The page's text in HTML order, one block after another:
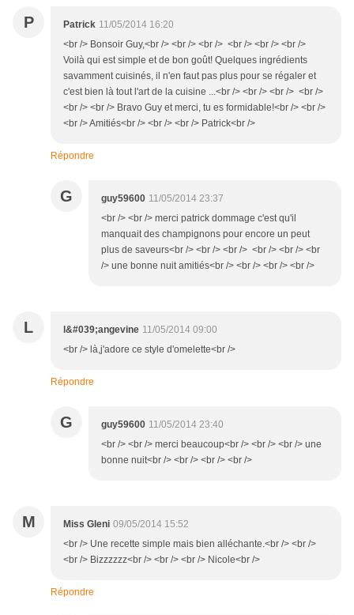
P Patrick 11/05/2014 16:20
<br /> Bonsoir Guy,<br /> <br /> <br /> <br /> <br /> <br />
Voilà qui est simple et de bon goût! Quelques ingrédients
savamment cuisinés, il n'en faut pas plus pour se régaler et
c'est bien là tout l'art de la cuisine ...<br /> <br /> <br /> <br />
<br /> <br /> Bravo Guy et merci, tu es formidable!<br /> <br />
<br /> Amitiés<br /> <br /> <br /> Patrick<br />
Répondre
G guy59600 11/05/2014 23:37
<br /> <br /> merci patrick dommage c'est qu'il
manquait des champignons pour encore un peut
plus de saveurs<br /> <br /> <br /> <br /> <br /> <br
/> une bonne nuit amitiés<br /> <br /> <br /> <br />
L l&#039;angevine 11/05/2014 09:00
<br /> là,j'adore ce style d'omelette<br />
Répondre
G guy59600 11/05/2014 23:40
<br /> <br /> merci beaucoup<br /> <br /> <br /> une
bonne nuit<br /> <br /> <br /> <br />
M Miss Gleni 09/05/2014 15:52
<br /> Une recette simple mais bien alléchante.<br /> <br />
<br /> Bizzzzzz<br /> <br /> <br /> Nicole<br />
Répondre